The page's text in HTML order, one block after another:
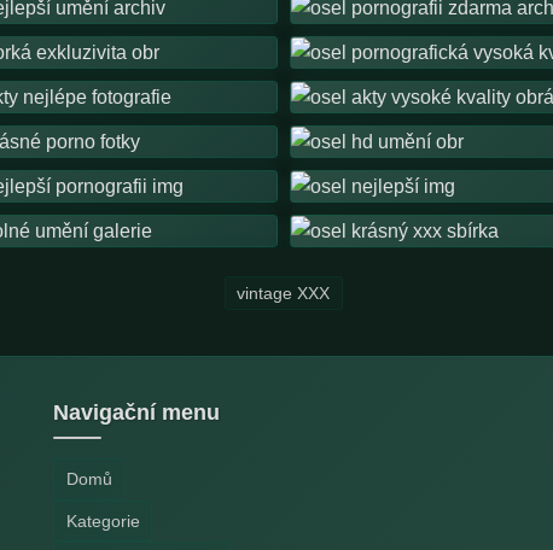
vintage XXX
Navigační menu
Domů
Kategorie